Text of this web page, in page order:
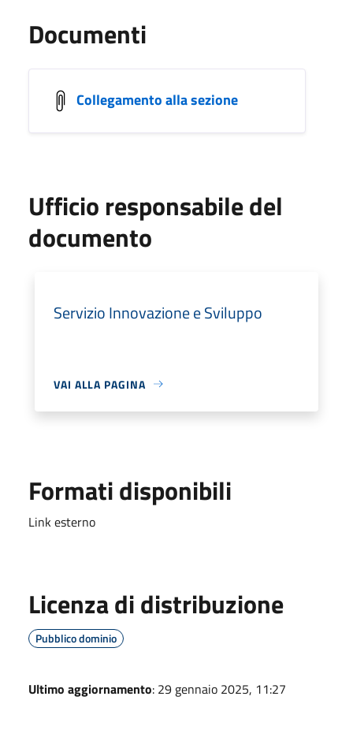
Documenti
Collegamento alla sezione
Ufficio responsabile del
documento
Servizio Innovazione e Sviluppo
VAI ALLA PAGINA
Formati disponibili
Link esterno
Licenza di distribuzione
Pubblico dominio
Ultimo aggiornamento: 29 gennaio 2025, 11:27